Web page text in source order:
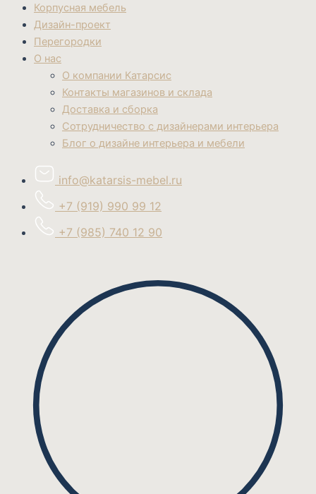
Корпусная мебель
Дизайн-проект
Перегородки
О нас
О компании Катарсис
Контакты магазинов и склада
Доставка и сборка
Сотрудничество с дизайнерами интерьера
Блог о дизайне интерьера и мебели
info@katarsis-mebel.ru
+7 (919) 990 99 12
+7 (985) 740 12 90